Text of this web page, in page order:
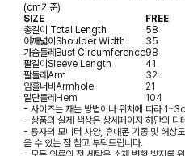
(cm기준)
SIZE
FREE
총길이 Total Length
58
어깨넓이Shoulder Width
35
가슴둘레Bust Circumference98
팔길이Sleeve Length
41
팔둘레Arm
32
암홀너비Armhole
21
밑단둘레Hem
104
- 사이즈는 재는 방법이나 위치에 따라
- 상품의 실제 색상은 상세페이지 하단의 디
- 용자의 모니터 사양, 휴대폰 기종 및 해상
을 수 있는 점 참고 부탁드립니다.